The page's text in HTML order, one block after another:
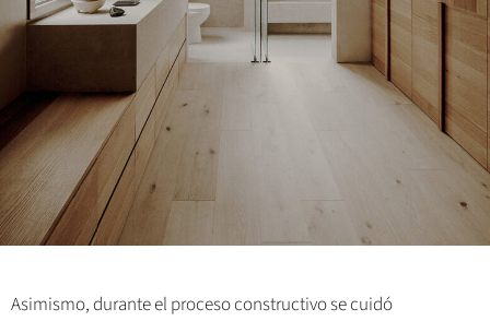
Asimismo, durante el proceso constructivo se cuidó